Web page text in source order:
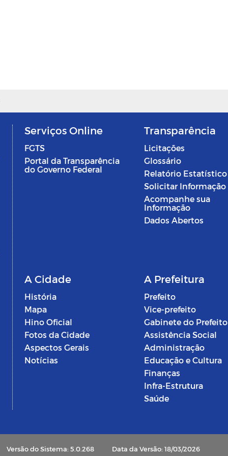
Serviços Online
FGTS
Portal da Transparência
do Governo Federal
Transparência
Licitações
Glossário
Relatório Estatístico
Solicitar Informação
Acompanhe sua
Informação
Dados Abertos
A Cidade
História
Mapa
Hino Oficial
Fotos da Cidade
Aspectos Gerais
Notícias
A Prefeitura
Prefeito
Vice-prefeito
Gabinete do Prefeito
Assistência Social
Administração
Educação e Cultura
Finanças
Infra-Estrutura
Saúde
Versão do Sistema: 5.0.268 Data da Versão: 18/03/2026